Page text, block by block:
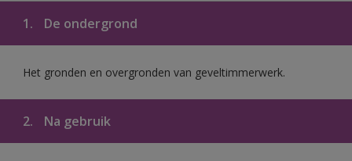
1. De ondergrond
Het gronden en overgronden van geveltimmerwerk.
2. Na gebruik